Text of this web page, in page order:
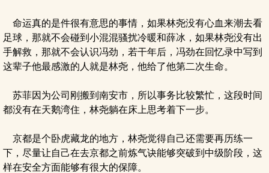
命运真的是件很有意思的事情，如果林尧没有心血来潮去看
足球，那就不会碰到小混混骚扰冷暖和薛冰，如果林尧没有出
手解救，那就不会认识冯劲，若干年后，冯劲在回忆录中写到
这辈子他最感激的人就是林尧，他给了他第二次生命。
苏菲因为公司刚搬到南安市，所以事务比较繁忙，这段时间
都没有在天鹅湾住，林尧躺在床上思考着下一步。
京都是个卧虎藏龙的地方，林尧觉得自己还需要再历练一
下，尽量让自己在去京都之前炼气诀能够突破到中级阶段，这
样在安全方面能够有很大的保障。